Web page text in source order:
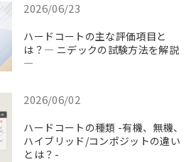
2026/06/23
ハードコートの主な評価項目と
は？― ニデックの試験方法を解説
―
2026/06/02
ハードコートの種類 -有機、無機、
ハイブリッド/コンポジットの違い
とは？-